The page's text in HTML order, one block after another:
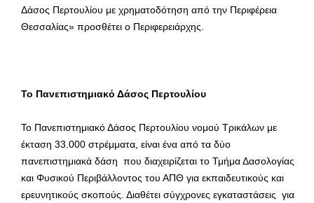
Δάσος Περτουλίου με χρηματοδότηση από την Περιφέρεια
Θεσσαλίας» προσθέτει ο Περιφερειάρχης.
Το Πανεπιστημιακό Δάσος Περτουλίου
Το Πανεπιστημιακό Δάσος Περτουλίου νομού Τρικάλων με
έκταση 33.000 στρέμματα, είναι ένα από τα δύο
πανεπιστημιακά δάση που διαχειρίζεται το Τμήμα Δασολογίας
και Φυσικού Περιβάλλοντος του ΑΠΘ για εκπαιδευτικούς και
ερευνητικούς σκοπούς. Διαθέτει σύγχρονες εγκαταστάσεις για